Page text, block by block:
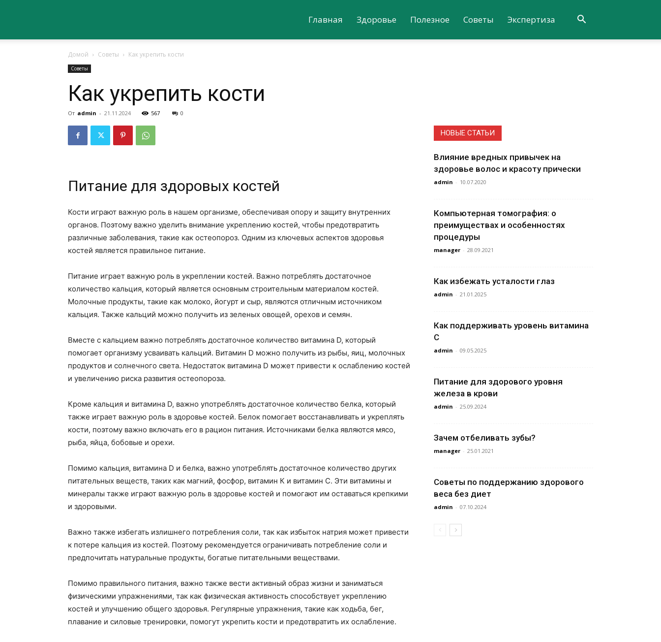
о
здоровье
Главная Здоровье Полезное Советы Экспертиза
Домой Советы Как укрепить кости
Советы
Как укрепить кости
От admin - 21.11.2024 567 0
Питание для здоровых костей
Кости играют важную роль в нашем организме, обеспечивая опору и защиту внутренних
органов. Поэтому важно уделить внимание укреплению костей, чтобы предотвратить
различные заболевания, такие как остеопороз. Одним из ключевых аспектов здоровья
костей является правильное питание.
Питание играет важную роль в укреплении костей. Важно потреблять достаточное
количество кальция, который является основным строительным материалом костей.
Молочные продукты, такие как молоко, йогурт и сыр, являются отличным источником
кальция. Также кальций можно получить из зеленых овощей, орехов и семян.
Вместе с кальцием важно потреблять достаточное количество витамина D, который
помогает организму усваивать кальций. Витамин D можно получить из рыбы, яиц, молочных
продуктов и солнечного света. Недостаток витамина D может привести к ослаблению костей
и увеличению риска развития остеопороза.
Кроме кальция и витамина D, важно употреблять достаточное количество белка, который
также играет важную роль в здоровье костей. Белок помогает восстанавливать и укреплять
кости, поэтому важно включать его в рацион питания. Источниками белка являются мясо,
рыба, яйца, бобовые и орехи.
Помимо кальция, витамина D и белка, важно употреблять достаточное количество других
питательных веществ, таких как магний, фосфор, витамин К и витамин С. Эти витамины и
минералы также играют важную роль в здоровье костей и помогают им оставаться крепкими
и здоровыми.
Важно также избегать излишнего потребления соли, так как избыток натрия может привести
к потере кальция из костей. Поэтому рекомендуется ограничивать потребление соли и
предпочитать натуральные продукты, богатые питательными веществами.
Помимо правильного питания, важно также вести активный образ жизни и заниматься
физическими упражнениями, так как физическая активность способствует укреплению
костей и улучшению общего здоровья. Регулярные упражнения, такие как ходьба, бег,
плавание и силовые тренировки, помогут укрепить кости и предотвратить их ослабление.
НОВЫЕ СТАТЬИ
Влияние вредных привычек на
здоровье волос и красоту прически
admin - 10.07.2020
Компьютерная томография: о
преимуществах и особенностях
процедуры
manager - 28.09.2021
Как избежать усталости глаз
admin - 21.01.2025
Как поддерживать уровень витамина
С
admin - 09.05.2025
Питание для здорового уровня
железа в крови
admin - 25.09.2024
Зачем отбеливать зубы?
manager - 25.01.2021
Советы по поддержанию здорового
веса без диет
admin - 07.10.2024